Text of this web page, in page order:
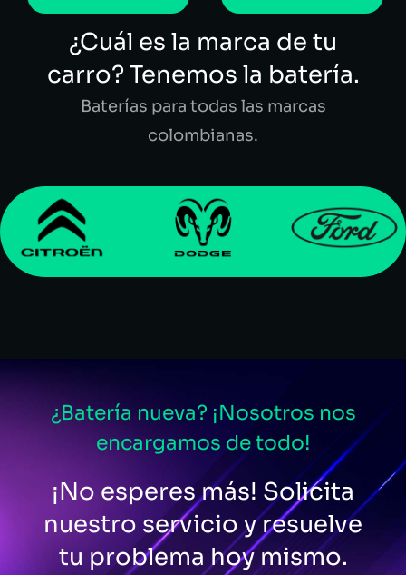
¿Cuál es la marca de tu
carro? Tenemos la batería.
Baterías para todas las marcas
colombianas.
¿Batería nueva? ¡Nosotros nos
encargamos de todo!
¡No esperes más! Solicita
nuestro servicio y resuelve
tu problema hoy mismo.